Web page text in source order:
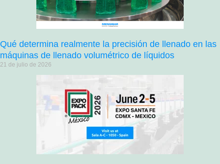
Qué determina realmente la precisión de llenado en las
máquinas de llenado volumétrico de líquidos
21 de julio de 2026